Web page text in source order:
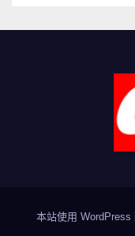
本站使用 WordPress